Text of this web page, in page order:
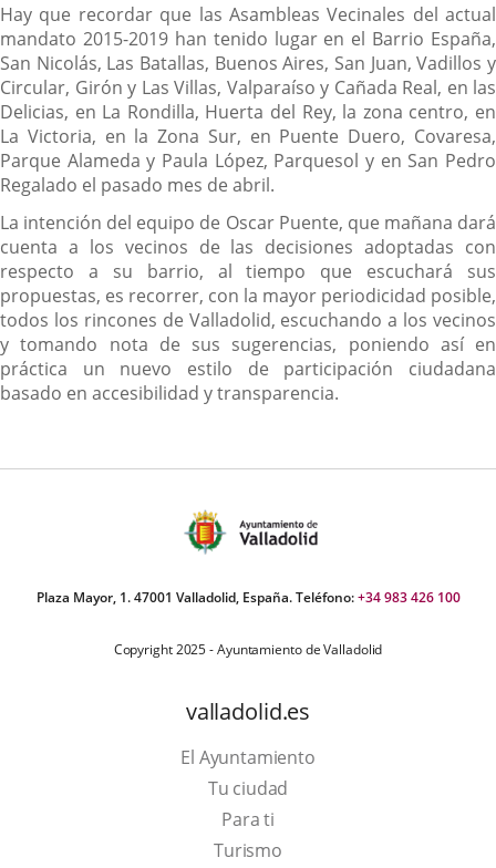
Hay que recordar que las Asambleas Vecinales del actual
mandato 2015-2019 han tenido lugar en el Barrio España,
San Nicolás, Las Batallas, Buenos Aires, San Juan, Vadillos y
Circular, Girón y Las Villas, Valparaíso y Cañada Real, en las
Delicias, en La Rondilla, Huerta del Rey, la zona centro, en
La Victoria, en la Zona Sur, en Puente Duero, Covaresa,
Parque Alameda y Paula López, Parquesol y en San Pedro
Regalado el pasado mes de abril.
La intención del equipo de Oscar Puente, que mañana dará
cuenta a los vecinos de las decisiones adoptadas con
respecto a su barrio, al tiempo que escuchará sus
propuestas, es recorrer, con la mayor periodicidad posible,
todos los rincones de Valladolid, escuchando a los vecinos
y tomando nota de sus sugerencias, poniendo así en
práctica un nuevo estilo de participación ciudadana
basado en accesibilidad y transparencia.
Plaza Mayor, 1. 47001 Valladolid, España. Teléfono:+34 983 426 100
Copyright 2025 - Ayuntamiento de Valladolid
valladolid.es
El Ayuntamiento
Tu ciudad
Para ti
TurismoEste